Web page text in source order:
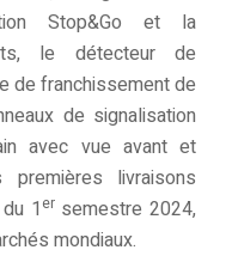
Stop&Go et la
le détecteur de
de franchissement de
de signalisation
avec vue avant et
livraisons
1 ersemestre 2024,
mondiaux.